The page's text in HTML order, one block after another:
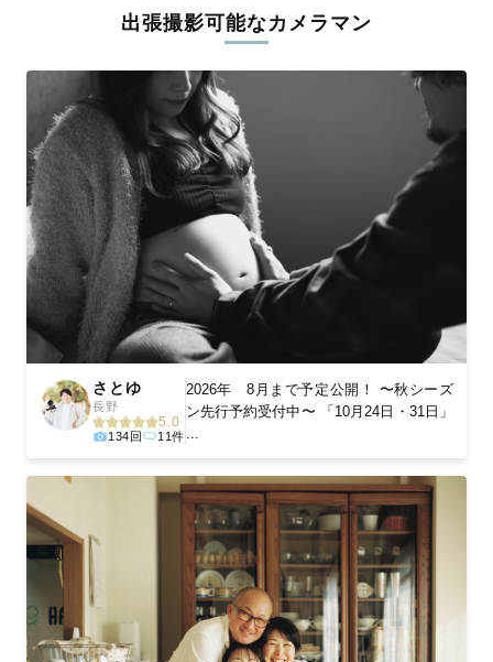
リジナルの研修と厳正な審査に合格し、撮影技術やホスピタリテ
ィを身につけたプロのカメラマンが全国47都道府県に在籍してい
験をお届けします。
丁寧なレタッチで思い出を美しく仕上げます
撮影後は、独自の編集技術で写真の明るさや色合いを丁寧に調
整。自然な雰囲気を残しつつも、おしゃれで洗練された仕上がり
に。きっと「こんな写真を撮ってほしかった！」と思える一枚に
出会えます。まずは、ラブグラフの撮影事例 をご覧ください。
出張撮影可能なカメラマン
さとゆ
長野
5.0
134回 11件
2026年 8月まで予定公開！ 〜秋シーズ
ン先行予約受付中〜 「10月24日・31日」
...